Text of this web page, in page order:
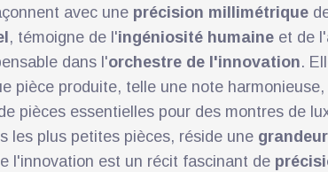
avec une précision millimétrique
, témoigne de l'ingéniosité humaine et de
dans l'orchestre de l'innovation.
pièce produite, telle une note
pièces essentielles pour des montres de
les plus petites pièces, réside une
l'innovation est un récit fascinant de